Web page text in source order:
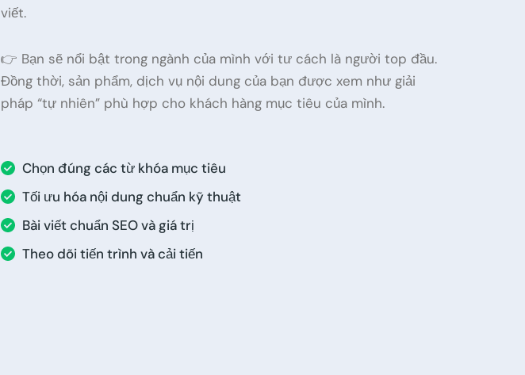
viết.
👉 Bạn sẽ nổi bật trong ngành của mình với tư cách là người top đầu.
Đồng thời, sản phẩm, dịch vụ nội dung của bạn được xem như giải
pháp “tự nhiên” phù hợp cho khách hàng mục tiêu của mình.
Chọn đúng các từ khóa mục tiêu
Tối ưu hóa nội dung chuẩn kỹ thuật
Bài viết chuẩn SEO và giá trị
Theo dõi tiến trình và cải tiến